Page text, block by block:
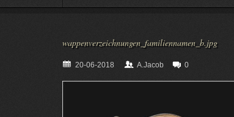
wappenverzeichnungen_familiennamen_b.jpg
20-06-2018 A.Jacob 0